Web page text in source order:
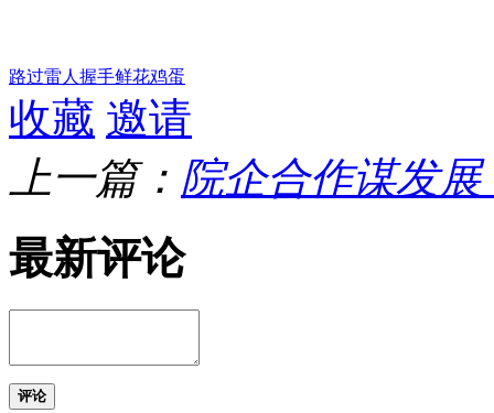
路过雷人 握手鲜花鸡蛋
收藏 邀请
上一篇： 院企合作谋发
最新评论
评论